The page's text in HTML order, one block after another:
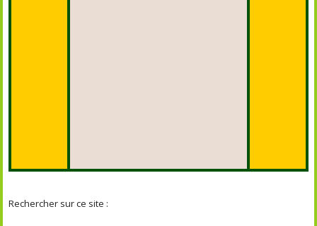
Rechercher sur ce site :